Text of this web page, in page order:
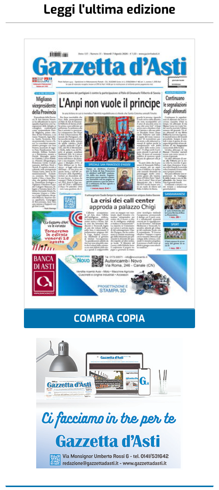
Leggi l'ultima edizione
COMPRA COPIA